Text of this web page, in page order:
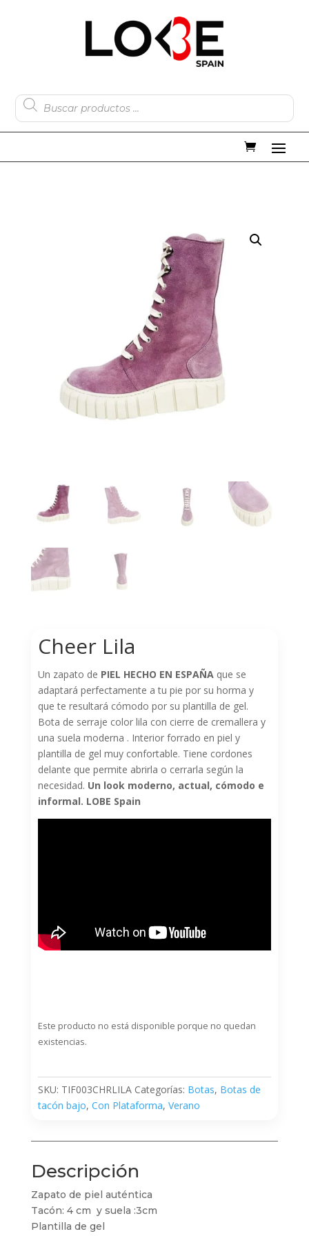
de
productos
Cheer Lila
Un zapato de PIEL HECHO EN ESPAÑAque se
adaptará perfectamente a tu pie por su horma y
que te resultará cómodo por su plantilla de gel.
Bota de serraje color lila con cierre de cremallera y
una suela moderna . Interior forrado en piel y
plantilla de gel muy confortable. Tiene cordones
delante que permite abrirla o cerrarla según la
necesidad. Un look moderno, actual, cómodo e
informal. LOBE Spain
Este producto no está disponible porque no quedan
existencias.
SKU: TIF003CHRLILA Categorías: Botas, Botas de
tacón bajo, Con Plataforma, Verano
Descripción
Zapato de piel auténtica
Tacón: 4 cm y suela :3cm
Plantilla de gel